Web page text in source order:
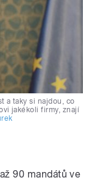
a taky si najdou, co
jakékoli firmy, znají
90 mandátů ve